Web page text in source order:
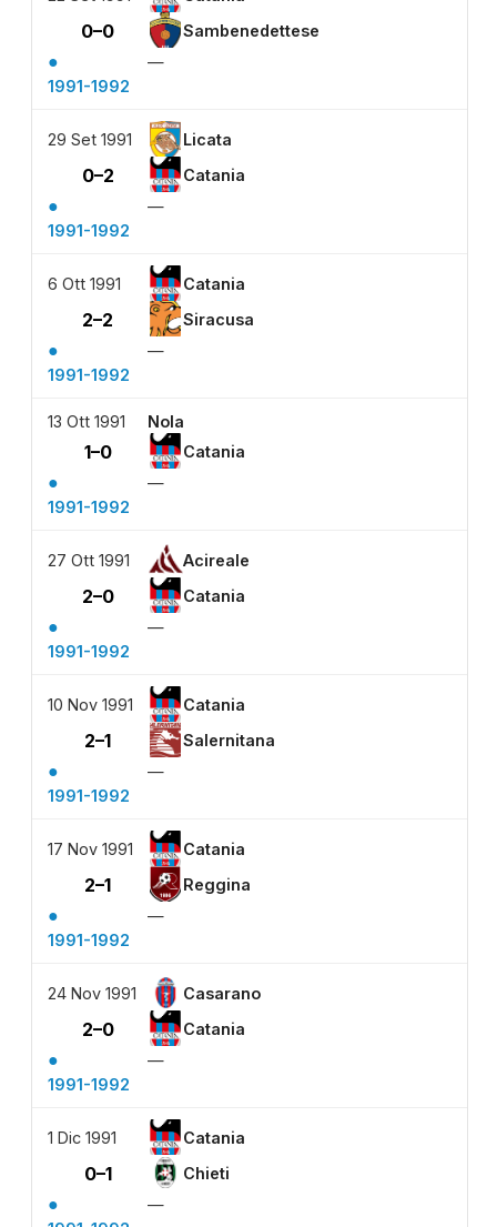
0–0 Sambenedettese
●
—
1991-1992
29 Set 1991 Licata
0–2 Catania
●
—
1991-1992
6 Ott 1991 Catania
2–2 Siracusa
●
—
1991-1992
13 Ott 1991 Nola
1–0 Catania
●
—
1991-1992
27 Ott 1991 Acireale
2–0 Catania
●
—
1991-1992
10 Nov 1991 Catania
2–1 Salernitana
●
—
1991-1992
17 Nov 1991 Catania
2–1 Reggina
●
—
1991-1992
24 Nov 1991 Casarano
2–0 Catania
●
—
1991-1992
1 Dic 1991 Catania
0–1 Chieti
●
—